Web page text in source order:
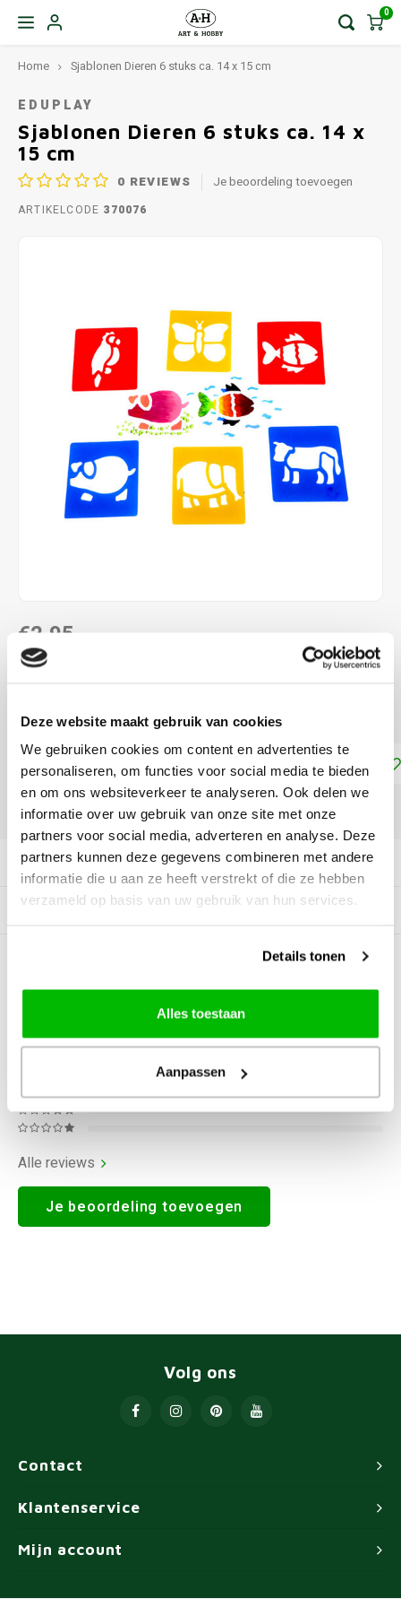
Deze website maakt gebruik van cookies
We gebruiken cookies om content en advertenties te
personaliseren, om functies voor social media te bieden
en om ons websiteverkeer te analyseren. Ook delen we
informatie over uw gebruik van onze site met onze
partners voor social media, adverteren en analyse. Deze
partners kunnen deze gegevens combineren met andere
informatie die u aan ze heeft verstrekt of die ze hebben
verzameld op basis van uw gebruik van hun services.
Details tonen
Alles toestaan
Aanpassen
0
Home Sjablonen Dieren 6 stuks ca. 14 x 15 cm
EDUPLAY
Sjablonen Dieren 6 stuks ca. 14 x
15 cm
0 REVIEWS Je beoordeling toevoegen
ARTIKELCODE 370076
€2,95
DIRECT LEVERBAAR
Afwasbare teken- en verfsjablonen Lees meer
Toevoegen aan winkelwagen
DELEN:
Productomschrijving
Gerelateerde producten
BEOORDELINGEN
Alle reviews
Je beoordeling toevoegen
Contact
Volg ons
Klantenservice
Mijn account